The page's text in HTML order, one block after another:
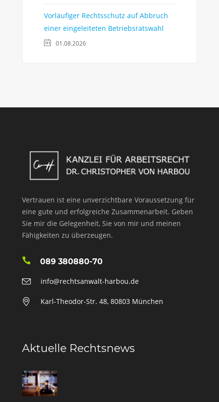
Vorläufiger Rechtsschutz auf Abbruch
einer eingeleiteten Betriebsratswahl
01.08.2026
Vertrauen ist eine unverzichtbare Voraussetzung für
eine gute und erfolgreiche Zusammenarbeit. Geben
Sie mir die Gelegenheit, Sie von mir und meinen
Fähigkeiten zu überzeugen.
089 380880-70
info@rechtsanwalt-harbou.de
Karl-Theodor-Str. 48, 80803 München
Aktuelle Rechtsnews